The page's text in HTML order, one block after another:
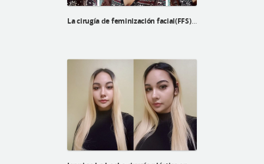
La cirugía de feminización facial(FFS) de Echo en ID Hospital Korea